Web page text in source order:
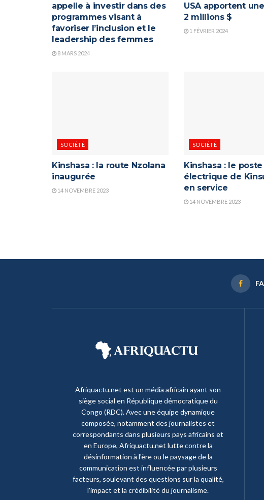
appelle à investir dans des
programmes visant à
favoriser l’inclusion et le
leadership des femmes
8 MARS 2024
USA apportent
2 millions $
1 FÉVRIER 2024
SOCIÉTÉ
Kinshasa : la route Nzolana
inaugurée
14 NOVEMBRE 2023
SOCIÉTÉ
Kinshasa : le poste
électrique de
en service
14 NOVEMBRE 2023
Afriquactu.net est un média africain ayant son
siège social en République démocratique du
Congo (RDC). Avec une équipe dynamique
composée, notamment des journalistes et
correspondants dans plusieurs pays africains et
en Europe, Afriquactu.net lutte contre la
désinformation à l'ère ou le paysage de la
communication est influencée par plusieurs
facteurs, soulevant des questions sur la qualité,
l'impact et la crédibilité du journalisme.